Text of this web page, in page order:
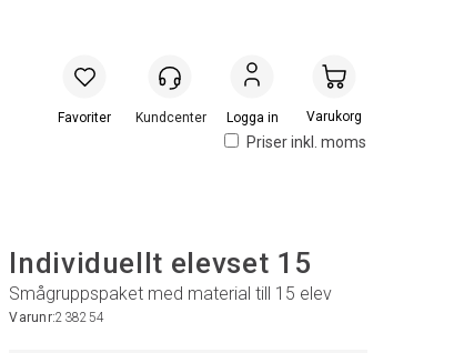
Priser inkl. moms
Logga in Handlevogn
Individuellt elevset 15
Smågruppspaket med material till 15 elev
Varunr:238254